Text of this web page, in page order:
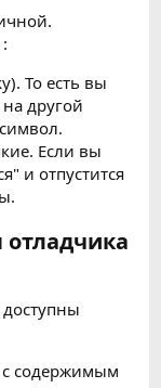
То есть вы
другой
Если вы
и отпустится
доступны
содержимым